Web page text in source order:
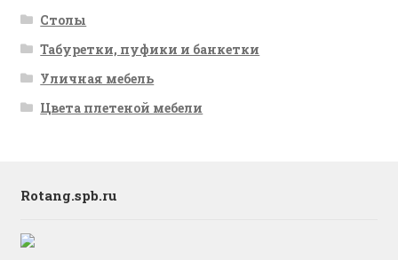
Столы
Табуретки, пуфики и банкетки
Уличная мебель
Цвета плетеной мебели
Rotang.spb.ru